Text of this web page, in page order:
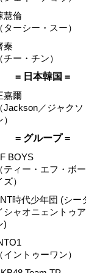
慧倫
（ターシー・スー）
秦
（チー・チン）
= 日本韓国 =
嘉爾
（Jackson／ジャクソ
）
= グループ =
BOYS
（ティー・エフ・ボー
ズ）
時代少年団 (シー
シャオニェントゥア
)
（イントゥーワン）